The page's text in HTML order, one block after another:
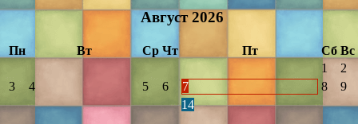
Август 2026
Пн Вт Ср Чт Пт Сб Вс
1
2
3
4 5 6 7 8 9
14